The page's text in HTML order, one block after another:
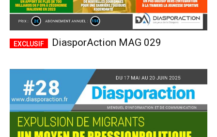
DiasporAction MAG 029